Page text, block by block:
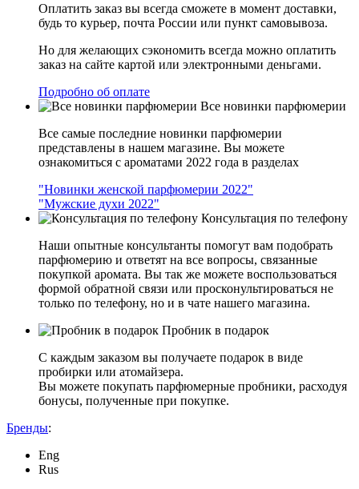
Оплатить заказ вы всегда сможете в момент доставки,
будь то курьер, почта России или пункт самовывоза.
Но для желающих сэкономить всегда можно оплатить
заказ на сайте картой или электронными деньгами.
Подробно об оплате
Все новинки парфюмерии
Все самые последние новинки парфюмерии
представлены в нашем магазине. Вы можете
ознакомиться с ароматами 2022 года в разделах
"Новинки женской парфюмерии 2022"
"Мужские духи 2022"
Консультация по телефону
Наши опытные консультанты помогут вам подобрать
парфюмерию и ответят на все вопросы, связанные
покупкой аромата. Вы так же можете воспользоваться
формой обратной связи или просконультироваться не
только по телефону, но и в чате нашего магазина.
Пробник в подарок
С каждым заказом вы получаете подарок в виде
пробирки или атомайзера.
Вы можете покупать парфюмерные пробники, расходуя
бонусы, полученные при покупке.
Бренды:
Eng
Rus